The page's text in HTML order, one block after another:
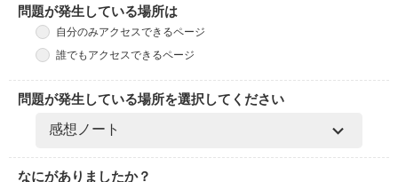
問題が発生している場所は
自分のみアクセスできるページ
誰でもアクセスできるページ
問題が発生している場所を選択してください
なにがありましたか？